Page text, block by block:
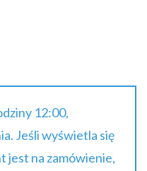
12:00,
Jeśli wyświetla się
jest na zamówienie,